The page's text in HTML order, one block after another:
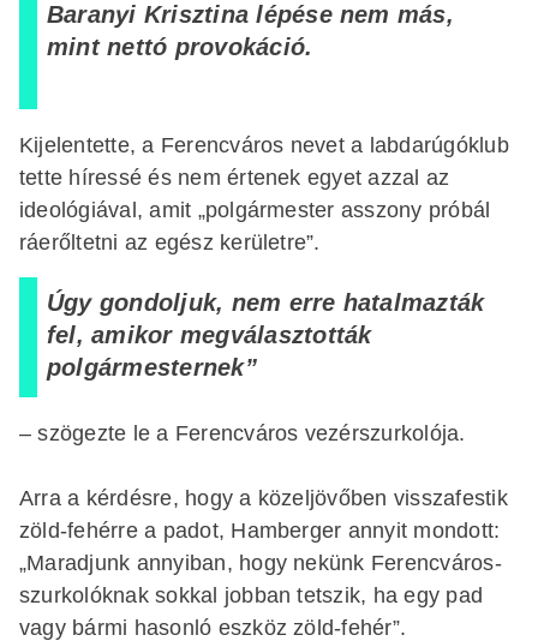
Baranyi Krisztina lépése nem más,
mint nettó provokáció.
Kijelentette, a Ferencváros nevet a labdarúgóklub
tette híressé és nem értenek egyet azzal az
ideológiával, amit „polgármester asszony próbál
ráerőltetni az egész kerületre”.
Úgy gondoljuk, nem erre hatalmazták
fel, amikor megválasztották
polgármesternek”
– szögezte le a Ferencváros vezérszurkolója.
Arra a kérdésre, hogy a közeljövőben visszafestik
zöld-fehérre a padot, Hamberger annyit mondott:
„Maradjunk annyiban, hogy nekünk Ferencváros-
szurkolóknak sokkal jobban tetszik, ha egy pad
vagy bármi hasonló eszköz zöld-fehér”.